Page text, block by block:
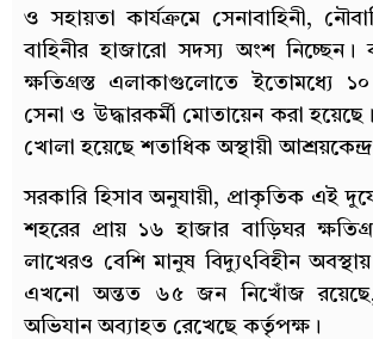
ও সহায়তা কার্যক্রমে সেনাবাহিনী,
বাহিনীর হাজারো সদস্য অংশ নিচ্ছেন।
ক্ষতিগ্রস্ত এলাকাগুলোতে ইতোমধ্যে ১০
সেনা ও উদ্ধারকর্মী মোতায়েন করা
খোলা হয়েছে শতাধিক অস্থায়ী
সরকারি হিসাব অনুযায়ী, প্রাকৃতিক এই
শহরের প্রায় ১৬ হাজার বাড়িঘর
লাখেরও বেশি মানুষ বিদ্যুৎবিহীন
এখনো অন্তত ৬৫ জন নিখোঁজ রয়েছে,
অভিযান অব্যাহত রেখেছে কর্তৃপক্ষ।